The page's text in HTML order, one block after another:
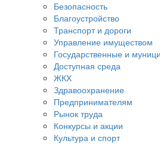
Безопасность
Благоустройство
Транспорт и дороги
Управление имуществом
Государственные и
Доступная среда
ЖКХ
Здравоохранение
Предпринимателям
Рынок труда
Конкурсы и акции
Культура и спорт